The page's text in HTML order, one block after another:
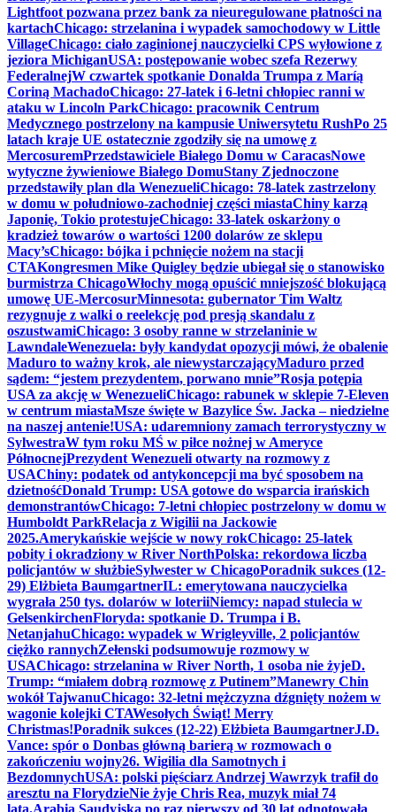
Lightfoot pozwana przez bank za nieuregulowane płatności na
kartachChicago: strzelanina i wypadek samochodowy w Little
VillageChicago: ciało zaginionej nauczycielki CPS wyłowione z
jeziora MichiganUSA: postępowanie wobec szefa Rezerwy
FederalnejW czwartek spotkanie Donalda Trumpa z Maríą
Coriną MachadoChicago: 27-latek i 6-letni chłopiec ranni w
ataku w Lincoln ParkChicago: pracownik Centrum
Medycznego postrzelony na kampusie Uniwersytetu RushPo 25
latach kraje UE ostatecznie zgodziły się na umowę z
MercosuremPrzedstawiciele Białego Domu w CaracasNowe
wytyczne żywieniowe Białego DomuStany Zjednoczone
przedstawiły plan dla WenezueliChicago: 78-latek zastrzelony
w domu w południowo-zachodniej części miastaChiny karzą
Japonię, Tokio protestujeChicago: 33-latek oskarżony o
kradzież towarów o wartości 1200 dolarów ze sklepu
Macy’sChicago: bójka i pchnięcie nożem na stacji
CTAKongresmen Mike Quigley będzie ubiegał się o stanowisko
burmistrza ChicagoWłochy mogą opuścić mniejszość blokującą
umowę UE-MercosurMinnesota: gubernator Tim Waltz
rezygnuje z walki o reelekcję pod presją skandalu z
oszustwamiChicago: 3 osoby ranne w strzelaninie w
LawndaleWenezuela: były kandydat opozycji mówi, że obalenie
Maduro to ważny krok, ale niewystarczającyMaduro przed
sądem: “jestem prezydentem, porwano mnie”Rosja potępia
USA za akcję w WenezueliChicago: rabunek w sklepie 7-Eleven
w centrum miastaMsze święte w Bazylice Św. Jacka – niedzielne
na naszej antenie!USA: udaremniony zamach terrorystyczny w
SylwestraW tym roku MŚ w piłce nożnej w Ameryce
PółnocnejPrezydent Wenezueli otwarty na rozmowy z
USAChiny: podatek od antykoncepcji ma być sposobem na
dzietnośćDonald Trump: USA gotowe do wsparcia irańskich
demonstrantówChicago: 7-letni chłopiec postrzelony w domu w
Humboldt ParkRelacja z Wigilii na Jackowie
2025.Amerykańskie wejście w nowy rokChicago: 25-latek
pobity i okradziony w River NorthPolska: rekordowa liczba
policjantów w służbieSylwester w ChicagoPoradnik sukces (12-
29) Elżbieta BaumgartnerIL: emerytowana nauczycielka
wygrała 250 tys. dolarów w loteriiNiemcy: napad stulecia w
GelsenkirchenFloryda: spotkanie D. Trumpa i B.
NetanjahuChicago: wypadek w Wrigleyville, 2 policjantów
ciężko rannychZełenski podsumowuje rozmowy w
USAChicago: strzelanina w River North, 1 osoba nie żyjeD.
Trump: “miałem dobrą rozmowę z Putinem”Manewry Chin
wokół TajwanuChicago: 32-letni mężczyzna dźgnięty nożem w
wagonie kolejki CTAWesołych Świąt! Merry
Christmas!Poradnik sukces (12-22) Elżbieta BaumgartnerJ.D.
Vance: spór o Donbas główną barierą w rozmowach o
zakończeniu wojny26. Wigilia dla Samotnych i
BezdomnychUSA: polski pięściarz Andrzej Wawrzyk trafił do
aresztu na FlorydzieNie żyje Chris Rea, muzyk miał 74
lata.Arabia Saudyjska po raz pierwszy od 30 lat odnotowała